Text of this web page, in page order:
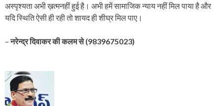
अस्पृश्यता अभी ख़त्मनहीं हुई है। अभी हमें सामाजिक न्याय नहीं मिल पाया है और
यदि स्थिति ऐसी ही रही तो शायद ही शीघ्र मिल पाए।
–नरेन्द्र दिवाकर की कलम से (9839675023)
P
o